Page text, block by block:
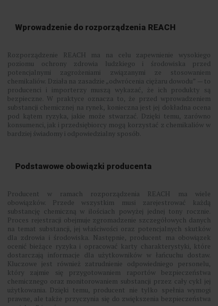
Wprowadzenie do rozporządzenia REACH
Rozporządzenie REACH ma na celu zapewnienie wysokiego
poziomu ochrony zdrowia ludzkiego i środowiska przed
potencjalnymi zagrożeniami związanymi ze stosowaniem
chemikaliów. Działa na zasadzie „odwrócenia ciężaru dowodu” — to
producenci i importerzy muszą wykazać, że ich produkty są
bezpieczne. W praktyce oznacza to, że przed wprowadzeniem
substancji chemicznej na rynek, konieczna jest jej dokładna ocena
pod kątem ryzyka, jakie może stwarzać. Dzięki temu, zarówno
konsumenci, jak i przedsiębiorcy mogą korzystać z chemikaliów w
bardziej świadomy i odpowiedzialny sposób.
Podstawowe obowiązki producenta
Producent w ramach rozporządzenia REACH ma wiele
obowiązków. Przede wszystkim musi zarejestrować każdą
substancję chemiczną w ilościach powyżej jednej tony rocznie.
Proces rejestracji obejmuje zgromadzenie szczegółowych danych
na temat substancji, jej właściwości oraz potencjalnych skutków
dla zdrowia i środowiska. Następnie, producent ma obowiązek
ocenić bieżące ryzyka i opracować karty charakterystyki, które
dostarczają informacje dla użytkowników w łańcuchu dostaw.
Kluczowe jest również zatrudnienie odpowiedniego personelu,
który zajmie się przygotowaniem raportów bezpieczeństwa
chemicznego oraz monitorowaniem substancji przez cały cykl jej
użytkowania. Dzięki temu, producent nie tylko spełnia wymogi
prawne, ale także przyczynia się do zwiększenia bezpieczeństwa